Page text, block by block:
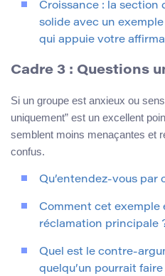
Croissance : la section
solide avec un
qui appuie votre
Cadre 3 : Questions
Si un groupe est anxieux ou
uniquement” est un excellent
semblent moins menaçantes et
confus.
Qu’entendez-vous par
Comment cet exemple
réclamation principale
Quel est le contre-
quelqu’un pourrait faire